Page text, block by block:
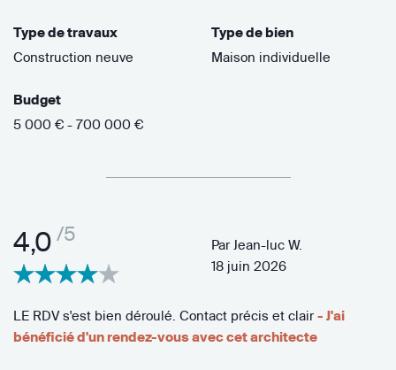
Type de travaux
Construction neuve
Type de bien
Maison individuelle
Budget
5 000 € - 700 000 €
4,0 /5 Par Jean-luc W.
18 juin 2026
LE RDV s'est bien déroulé. Contact précis et clair - J'ai
bénéficié d'un rendez-vous avec cet architecte